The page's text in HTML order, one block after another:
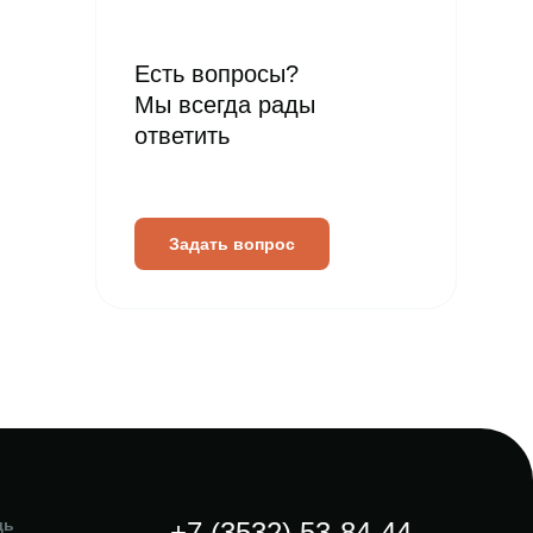
Есть вопросы?
Мы всегда рады
ответить
Задать вопрос